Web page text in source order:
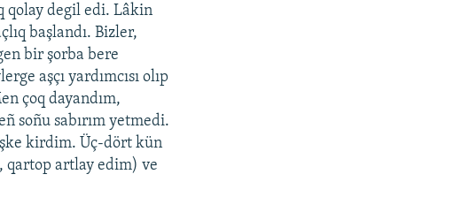
qolay degil edi. Lâkin
başlandı. Bizler,
bir şorba bere
aşçı yardımcısı olıp
çoq dayandım,
soñu sabırım yetmedi.
kirdim. Üç-dört kün
qartop artlay edim) ve